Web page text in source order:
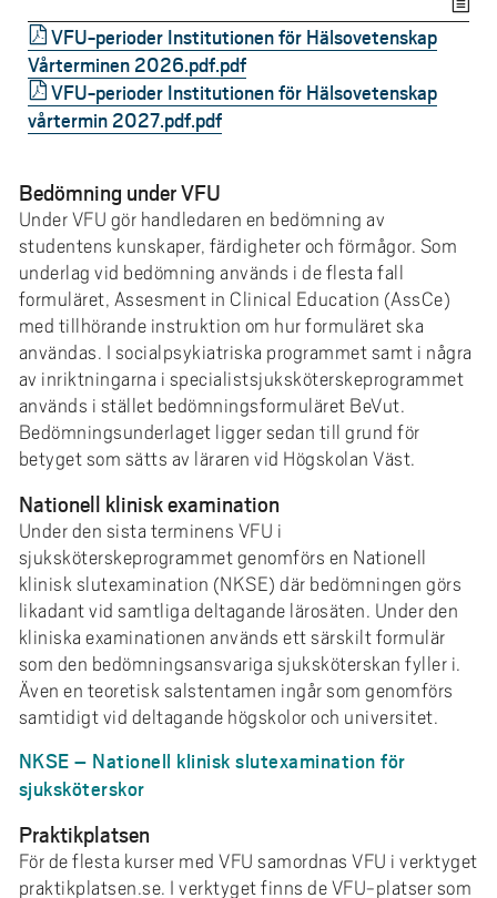
VFU-perioder Institutionen för Hälsovetenskap
Vårterminen 2026.pdf
VFU-perioder Institutionen för Hälsovetenskap
vårtermin 2027.pdf
Bedömning under VFU
Under VFU gör handledaren en bedömning av
studentens kunskaper, färdigheter och förmågor. Som
underlag vid bedömning används i de flesta fall
formuläret, Assesment in Clinical Education (AssCe)
med tillhörande instruktion om hur formuläret ska
användas. I socialpsykiatriska programmet samt i några
av inriktningarna i specialistsjuksköterskeprogrammet
används i stället bedömningsformuläret BeVut.
Bedömningsunderlaget ligger sedan till grund för
betyget som sätts av läraren vid Högskolan Väst.
Nationell klinisk examination
Under den sista terminens VFU i
sjuksköterskeprogrammet genomförs en Nationell
klinisk slutexamination (NKSE) där bedömningen görs
likadant vid samtliga deltagande lärosäten. Under den
kliniska examinationen används ett särskilt formulär
som den bedömningsansvariga sjuksköterskan fyller i.
Även en teoretisk salstentamen ingår som genomförs
samtidigt vid deltagande högskolor och universitet.
NKSE – Nationell klinisk slutexamination för
sjuksköterskor
Praktikplatsen
För de flesta kurser med VFU samordnas VFU i verktyget
praktikplatsen.se. I verktyget finns de VFU-platser som